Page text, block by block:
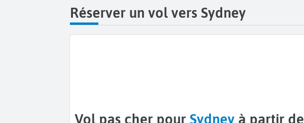
Réserver un vol vers Sydney
Vol pas cher pour Sydney à partir de